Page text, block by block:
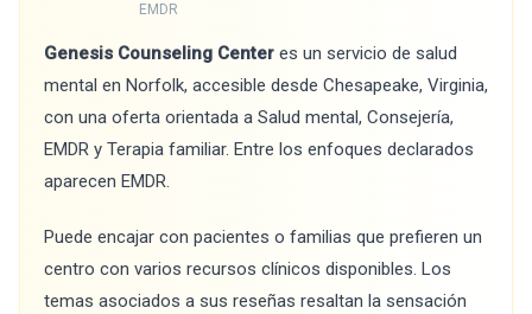
EMDR
Genesis Counseling Center es un servicio de salud
mental en Norfolk, accesible desde Chesapeake, Virginia,
con una oferta orientada a Salud mental, Consejería,
EMDR y Terapia familiar. Entre los enfoques declarados
aparecen EMDR.
Puede encajar con pacientes o familias que prefieren un
centro con varios recursos clínicos disponibles. Los
temas asociados a sus reseñas resaltan la sensación